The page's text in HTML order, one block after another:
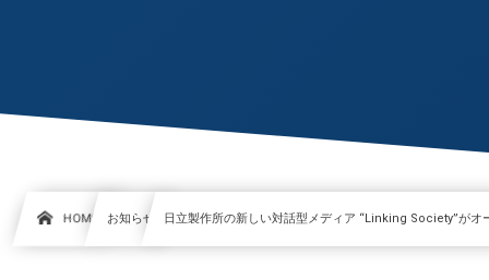
HOME お知らせ 日立製作所の新しい対話型メディア “Linking Society”がオ